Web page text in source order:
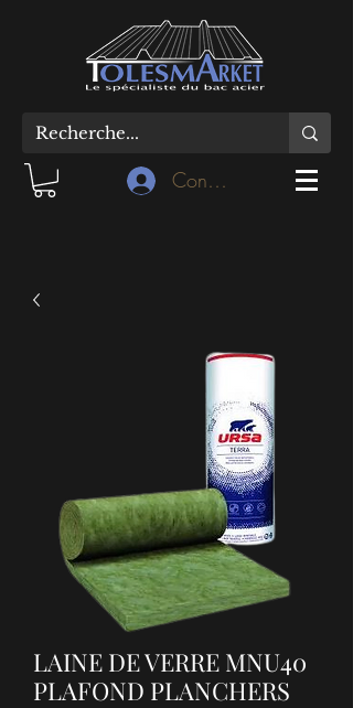
Connexion
LAINE DE VERRE MNU40
PLAFOND PLANCHERS